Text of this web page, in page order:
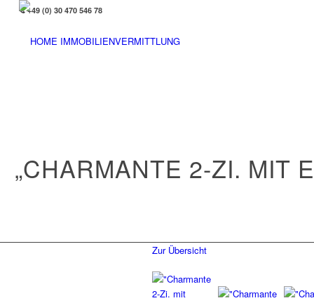
+49 (0) 30 470 546 78
„CHARMANTE 2-ZI. MIT
Zur Übersicht